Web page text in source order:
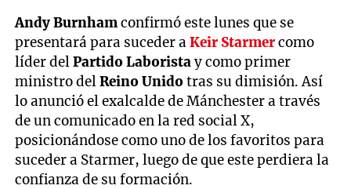
Andy Burnhamconfirmó este lunes que se
presentará para suceder aKeir Starmercomo
líder delPartido Laboristay como primer
ministro delReino Unidotras su dimisión. Así
lo anunció el exalcalde de Mánchester a través
de un comunicado en la red social X,
posicionándose como uno de los favoritos para
suceder a Starmer, luego de que este perdiera la
confianza de su formación.